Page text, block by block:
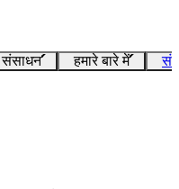
संसाधन हमारे बारे में